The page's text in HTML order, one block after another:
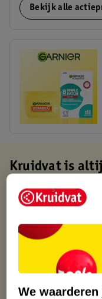
Bekijk alle
Kruidvat is
Gratis ophalen in de
Op werkdagen voor
Gratis thuisbezorgd
Gratis retourneren
Gratis punten met
We